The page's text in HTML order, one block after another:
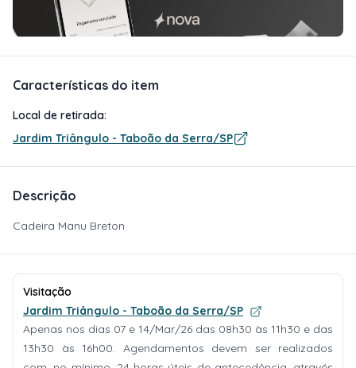
Características do item
Local de retirada:
Jardim Triângulo - Taboão da Serra/SP
Descrição
Cadeira Manu Breton
Visitação
Jardim Triângulo - Taboão da Serra/SP
Apenas nos dias 07 e 14/Mar/26 das 08h30 às 11h30 e das
13h30 às 16h00. Agendamentos devem ser realizados